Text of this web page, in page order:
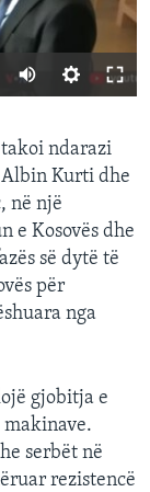
ndarazi
Kurti dhe
në një
e Kosovës dhe
së dytë të
për
nga
gjobitja e
serbët në
rezistencë